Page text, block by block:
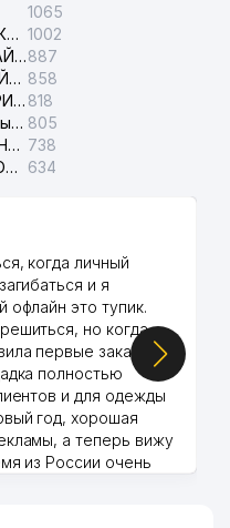
1065
ТАШКЕНТСКИЙ ГОРОДСКОЙ СУД ПО ГРАЖДАНСКИМ ДЕЛАМ 1002
ЯККАСАРАЙСКИЙ МЕЖРАЙОННЫЙ СУД ПО ГРАЖДАНСКИМ ДЕЛАМ887
ЮНУСАБАДСКАЯ АВАРИЙНАЯ СЛУЖБА ЭЛЕКТРОСЕТИ 858
НАВОИЙСКОЕ ТЕРРИТОРИАЛЬНОЕ ПРЕДПРИЯТИЕ ЭЛЕКТРОСЕТИ АО 818
Ташкентский следственный изолятор 805
СЕРГЕЛИЙСКАЯ АВАРИЙНАЯ СЛУЖБА ЭЛЕКТРОСЕТИ 738
УЧТЕПИНСКИЙ МЕЖРАЙОННЫЙ СУД ПО ГРАЖДАНСКИМ ДЕЛАМ 634
когда личный
и я
это тупик.
но когда
первые заказы,
полностью
и для одежды
год, хорошая
а теперь вижу
из России очень